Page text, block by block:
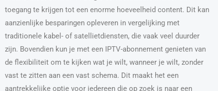
toegang te krijgen tot een enorme hoeveelheid content. Dit kan
aanzienlijke besparingen opleveren in vergelijking met
traditionele kabel- of satellietdiensten, die vaak veel duurder
zijn. Bovendien kun je met een IPTV-abonnement genieten van
de flexibiliteit om te kijken wat je wilt, wanneer je wilt, zonder
vast te zitten aan een vast schema. Dit maakt het een
aantrekkelijke optie voor iedereen die op zoek is naar een